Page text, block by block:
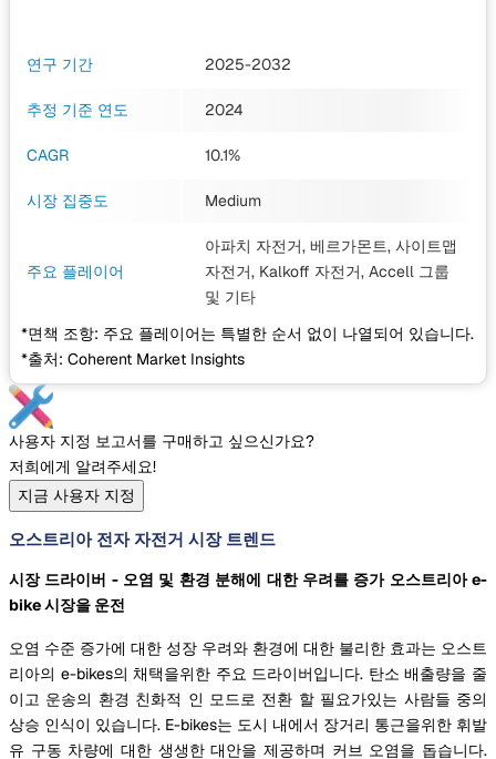
연구 기간 2025-2032
추정 기준 연도 2024
CAGR 10.1%
시장 집중도 Medium
주요 플레이어
아파치 자전거, 베르가몬트, 사이트맵
자전거, Kalkoff 자전거, Accell 그룹
및 기타
*면책 조항: 주요 플레이어는 특별한 순서 없이 나열되어 있습니다.
*출처: Coherent Market Insights
사용자 지정 보고서를 구매하고 싶으신가요?
저희에게 알려주세요!
지금 사용자 지정
오스트리아 전자 자전거 시장 트렌드
시장 드라이버 - 오염 및 환경 분해에 대한 우려를 증가 오스트리아 e-
bike 시장을 운전
오염 수준 증가에 대한 성장 우려와 환경에 대한 불리한 효과는 오스트
리아의 e-bikes의 채택을위한 주요 드라이버입니다. 탄소 배출량을 줄
이고 운송의 환경 친화적 인 모드로 전환 할 필요가있는 사람들 중의
상승 인식이 있습니다. E-bikes는 도시 내에서 장거리 통근을위한 휘발
유 구동 차량에 대한 생생한 대안을 제공하며 커브 오염을 돕습니다.